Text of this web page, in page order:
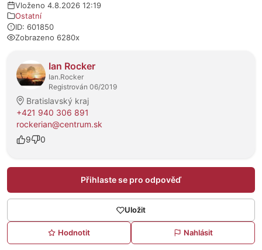
Vloženo 4.8.2026 12:19
Ostatní
ID: 601850
Zobrazeno 6280x
Ian Rocker
Ian.Rocker
Registrován 06/2019
Bratislavský kraj
+421 940 306 891
rockerian@centrum.sk
9
0
Přihlaste se pro odpověď
Uložit
Hodnotit Nahlásit